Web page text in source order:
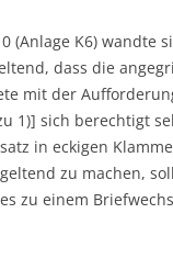
(Anlage K6)
dass die
mit der
1)] sich berechtigt
in eckigen
zu machen,
zu einem